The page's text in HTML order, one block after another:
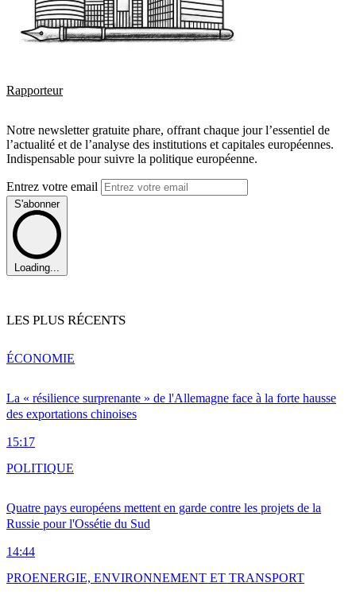
Rapporteur
Notre newsletter gratuite phare, offrant chaque jour l’essentiel de
l’actualité et de l’analyse des institutions et capitales européennes.
Indispensable pour suivre la politique européenne.
Entrez votre email
S'abonner
Loading...
LES PLUS RÉCENTS
La « résilience surprenante » de l'Allemagne face à la forte hausse
des exportations chinoises
15:17
ÉCONOMIE
Quatre pays européens mettent en garde contre les projets de la
Russie pour l'Ossétie du Sud
14:44
POLITIQUE
PROENERGIE, ENVIRONNEMENT ET TRANSPORT